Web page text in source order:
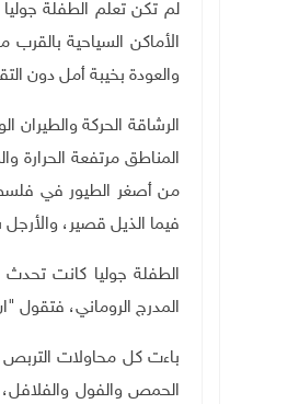
الأماكن السياحية
والعودة بخيبة أمل دون
الرشاقة الحركة والطيران
المناطق مرتفعة الحرارة
من أصغر الطيور في
فيما الذيل قصير،
الطفلة جوليا كانت تحدث
المدرج الروماني، فتقول
باءت كل محاولات التربص
الحمص والفول